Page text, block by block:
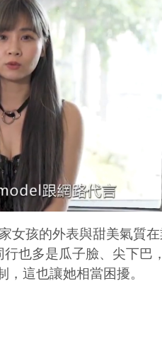
女孩的外表與甜美氣質
也多是瓜子臉、尖下巴，
這也讓她相當困擾。